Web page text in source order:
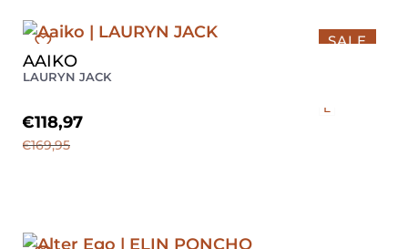
AAIKO
LAURYN JACK
€169,95
€118,97
SALE
L